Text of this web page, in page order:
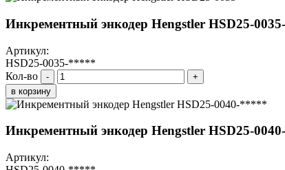
Инкрементный энкодер Hengstler HSD25-
Артикул:
HSD25-0035-*****
Кол-во
-
+
в корзину
Инкрементный энкодер Hengstler HSD25-
Артикул: